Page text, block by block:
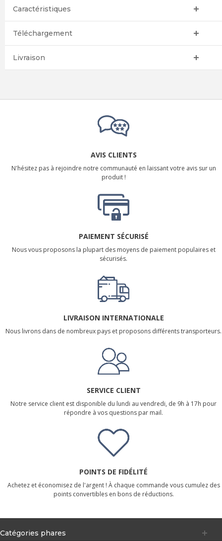
Caractéristiques
Téléchargement
Livraison
AVIS CLIENTS
N'hésitez pas à rejoindre notre communauté en laissant votre avis sur un
produit !
PAIEMENT SÉCURISÉ
Nous vous proposons la plupart des moyens de paiement populaires et
sécurisés.
LIVRAISON INTERNATIONALE
Nous livrons dans de nombreux pays et proposons différents transporteurs.
SERVICE CLIENT
Notre service client est disponible du lundi au vendredi, de 9h à 17h pour
répondre à vos questions par mail.
POINTS DE FIDÉLITÉ
Achetez et économisez de l'argent ! À chaque commande vous cumulez des
points convertibles en bons de réductions.
Catégories phares